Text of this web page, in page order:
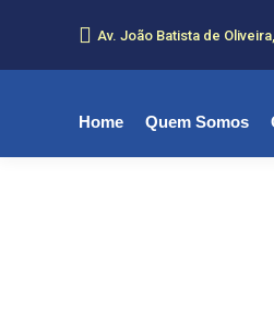
Av. João Batista de
Home Quem Somos